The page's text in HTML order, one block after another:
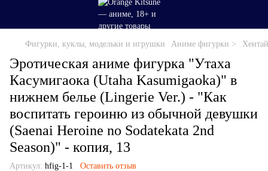
Фигурки, куклы, модельки и игрушки Аниме фигурки >
Эротическая аниме фигурка "Утаха
Касумигаока (Utaha Kasumigaoka)" в
нижнем белье (Lingerie Ver.) - "Как
воспитать героиню из обычной девушки
(Saenai Heroine no Sodatekata 2nd
Season)" - копия, 13
Артикул: hfig-1-1 Оставить отзыв